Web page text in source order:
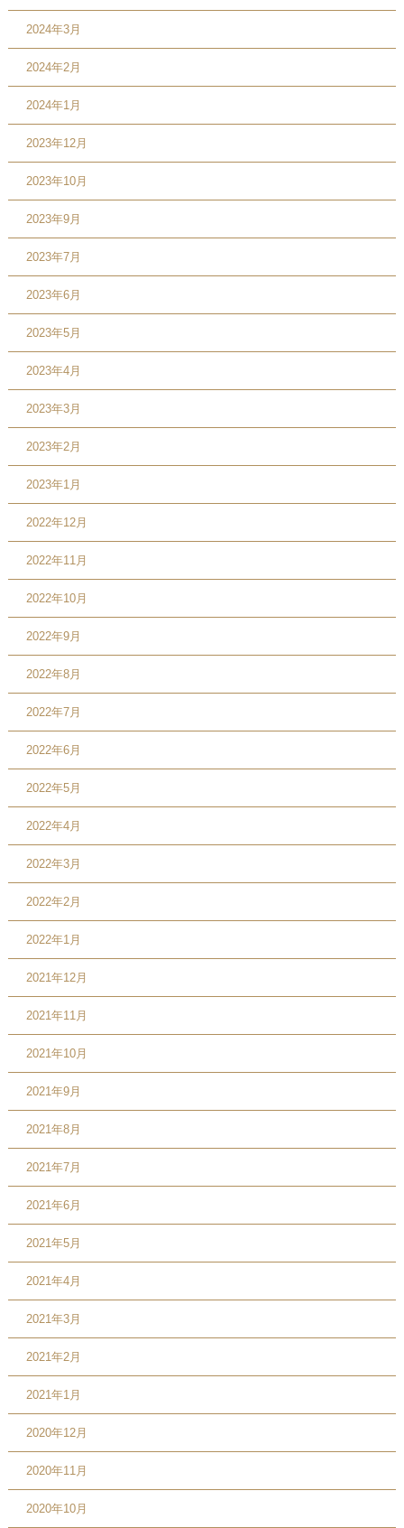
2024年3月
2024年2月
2024年1月
2023年12月
2023年10月
2023年9月
2023年7月
2023年6月
2023年5月
2023年4月
2023年3月
2023年2月
2023年1月
2022年12月
2022年11月
2022年10月
2022年9月
2022年8月
2022年7月
2022年6月
2022年5月
2022年4月
2022年3月
2022年2月
2022年1月
2021年12月
2021年11月
2021年10月
2021年9月
2021年8月
2021年7月
2021年6月
2021年5月
2021年4月
2021年3月
2021年2月
2021年1月
2020年12月
2020年11月
2020年10月